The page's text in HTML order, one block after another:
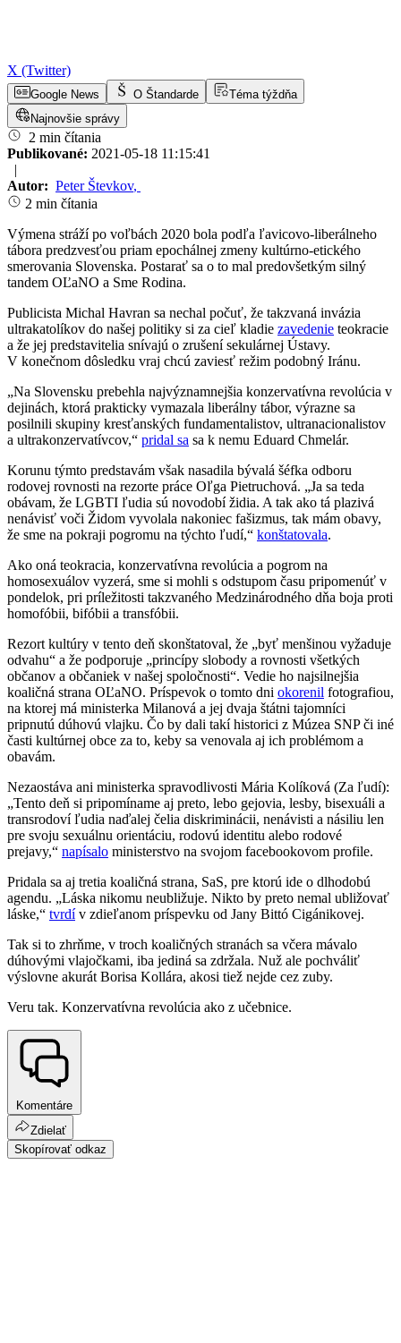
X (Twitter)
Google News O Štandarde
Téma týždňa
Najnovšie správy
2 min čítania
Publikované: 2021-05-18 11:15:41
|
Autor: Peter Števkov,
2 min čítania
Výmena stráží po voľbách 2020 bola podľa ľavicovo-liberálneho
tábora predzvesťou priam epochálnej zmeny kultúrno-etického
smerovania Slovenska. Postarať sa o to mal predovšetkým silný
tandem OĽaNO a Sme Rodina.
Publicista Michal Havran sa nechal počuť, že takzvaná invázia
ultrakatolíkov do našej politiky si za cieľ kladie zavedenie teokracie
a že jej predstavitelia snívajú o zrušení sekulárnej Ústavy.
V konečnom dôsledku vraj chcú zaviesť režim podobný Iránu.
„Na Slovensku prebehla najvýznamnejšia konzervatívna revolúcia v
dejinách, ktorá prakticky vymazala liberálny tábor, výrazne sa
posilnili skupiny kresťanských fundamentalistov, ultranacionalistov
a ultrakonzervatívcov,“ pridal sa sa k nemu Eduard Chmelár.
Korunu týmto predstavám však nasadila bývalá šéfka odboru
rodovej rovnosti na rezorte práce Oľga Pietruchová. „Ja sa teda
obávam, že LGBTI ľudia sú novodobí židia. A tak ako tá plazivá
nenávisť voči Židom vyvolala nakoniec fašizmus, tak mám obavy,
že sme na pokraji pogromu na týchto ľudí,“ konštatovala.
Ako oná teokracia, konzervatívna revolúcia a pogrom na
homosexuálov vyzerá, sme si mohli s odstupom času pripomenúť v
pondelok, pri príležitosti takzvaného Medzinárodného dňa boja proti
homofóbii, bifóbii a transfóbii.
Rezort kultúry v tento deň skonštatoval, že „byť menšinou vyžaduje
odvahu“ a že podporuje „princípy slobody a rovnosti všetkých
občanov a občaniek v našej spoločnosti“. Vedie ho najsilnejšia
koaličná strana OĽaNO. Príspevok o tomto dni okorenil fotografiou,
na ktorej má ministerka Milanová a jej dvaja štátni tajomníci
pripnutú dúhovú vlajku. Čo by dali takí historici z Múzea SNP či iné
časti kultúrnej obce za to, keby sa venovala aj ich problémom a
obavám.
Nezaostáva ani ministerka spravodlivosti Mária Kolíková (Za ľudí):
„Tento deň si pripomíname aj preto, lebo gejovia, lesby, bisexuáli a
transrodoví ľudia naďalej čelia diskriminácii, nenávisti a násiliu len
pre svoju sexuálnu orientáciu, rodovú identitu alebo rodové
prejavy,“ napísalo ministerstvo na svojom facebookovom profile.
Pridala sa aj tretia koaličná strana, SaS, pre ktorú ide o dlhodobú
agendu. „Láska nikomu neubližuje. Nikto by preto nemal ubližovať
láske,“ tvrdív zdieľanom príspevku od Jany Bittó Cigánikovej.
Tak si to zhrňme, v troch koaličných stranách sa včera mávalo
dúhovými vlajočkami, iba jediná sa zdržala. Nuž ale pochváliť
výslovne akurát Borisa Kollára, akosi tiež nejde cez zuby.
Veru tak. Konzervatívna revolúcia ako z učebnice.
Komentáre
Zdielať
Skopírovať odkaz